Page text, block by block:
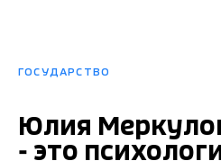
ГОСУДАРСТВО
Юлия
- это